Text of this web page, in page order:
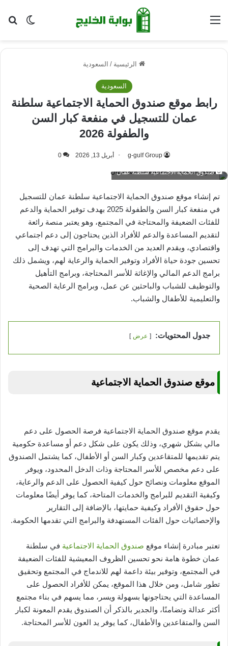
الوضع القائمة
الرئيسية / السعودية
السعودية
رابط موقع صندوق الحماية الاجتماعية سلطنة
عمان للتسجيل في منفعة كبار السن
والطفولة 2026
g-gulf Group أبريل 13, 2026 0
صندوق الحماية الاجتماعية سلطنة عمان
تم إنشاء موقع صندوق الحماية الاجتماعية سلطنة عمان للتسجيل
في منفعة كبار السن والطفولة 2025 بهدف توفير الحماية والدعم
للفئات الضعيفة والمحتاجة في المجتمع، وهو يعتبر منصة رائعة
لتقديم المساعدة والدعم للأفراد الذين يحتاجون إلى دعم اجتماعي
واقتصادي، ويقدم العديد من الخدمات والبرامج التي تهدف إلى
تحسين جودة حياة الأفراد وتوفير الحماية والرعاية لهم، ويشمل ذلك
برامج الدعم المالي والإغاثة للأسر المحتاجة، وبرامج التأهيل
والتوظيف للشباب والباحثين عن عمل، وبرامج الرعاية الصحية
والتعليمية للأطفال والشباب.
جدول المحتويات: عرض
موقع صندوق الحماية الاجتماعية
يقدم موقع صندوق الحماية الاجتماعية فرصة الحصول على دعم
مالي بشكل شهري، وذلك يكون على شكل دعم أو مساعدة حكومية
يتم تقديمها للمتقاعدين وكبار السن أو الأطفال، كما يشتمل الصندوق
على دعم مخصص للأسر المحتاجة وذات الدخل المحدود، ويوفر
الموقع معلومات ونصائح حول كيفية الحصول على الدعم والرعاية،
وكيفية التقديم للبرامج والخدمات المتاحة، كما يوفر أيضًا معلومات
حول حقوق الأفراد وكيفية حمايتها، بالإضافة إلى التقارير
والإحصائيات حول الفئات المستهدفة والبرامج التي تقدمها الحكومة.
تعتبر مبادرة إنشاء موقع صندوق الحماية الاجتماعية في سلطنة
عمان خطوة هامة نحو تحسين الظروف المعيشية للفئات الضعيفة
في المجتمع، وتوفير بيئة داعمة لهم للاندماج في المجتمع وتحقيق
تطور شامل، ومن خلال هذا الموقع، يمكن للأفراد الحصول على
المساعدة التي يحتاجونها بسهولة ويسر، مما يسهم في بناء مجتمع
أكثر عدالة وتضامنًا، والجدير بالذكر أن الصندوق يقدم المعونة لكبار
السن والمتقاعدين والأطفال، كما يوفر يد العون للأسر المحتاجة.